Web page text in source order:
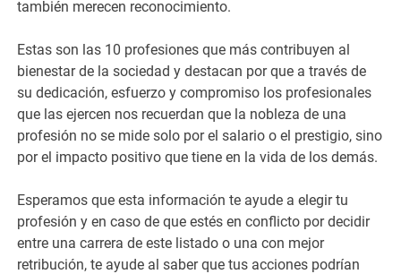
también merecen reconocimiento.
Estas son las 10 profesiones que más contribuyen al
bienestar de la sociedad y destacan por que a través de
su dedicación, esfuerzo y compromiso los profesionales
que las ejercen nos recuerdan que la nobleza de una
profesión no se mide solo por el salario o el prestigio, sino
por el impacto positivo que tiene en la vida de los demás.
Esperamos que esta información te ayude a elegir tu
profesión y en caso de que estés en conflicto por decidir
entre una carrera de este listado o una con mejor
retribución, te ayude al saber que tus acciones podrían